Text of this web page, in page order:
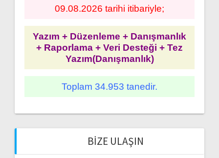
09.08.2026 tarihi itibariyle;
Yazım + Düzenleme + Danışmanlık
+ Raporlama + Veri Desteği + Tez
Yazım(Danışmanlık)
Toplam 34.953 tanedir.
BIZE ULAŞIN